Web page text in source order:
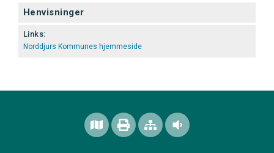
Henvisninger
Links:
Norddjurs Kommunes hjemmeside